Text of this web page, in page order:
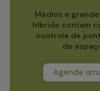
Médios e
híbrido contam
controle de
de
Agende